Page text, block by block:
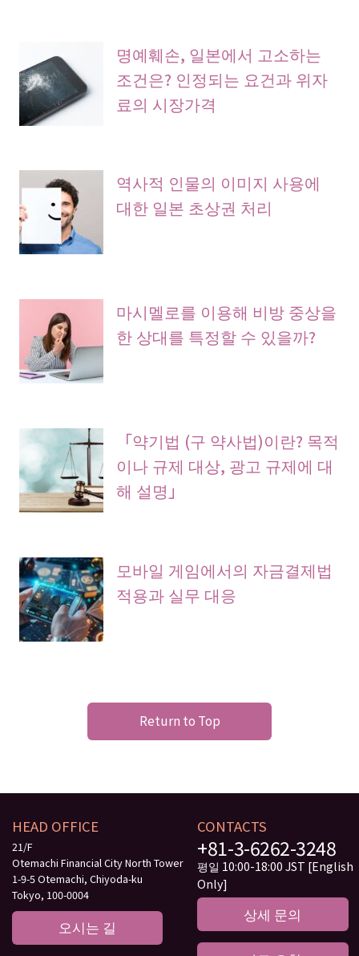
명예훼손, 일본에서 고소하는
조건은? 인정되는 요건과 위자
료의 시장가격
역사적 인물의 이미지 사용에
대한 일본 초상권 처리
마시멜로를 이용해 비방 중상을
한 상대를 특정할 수 있을까?
「약기법 (구 약사법)이란? 목적
이나 규제 대상, 광고 규제에 대
해 설명」
모바일 게임에서의 자금결제법
적용과 실무 대응
Return to Top
HEAD OFFICE
21/F
Otemachi Financial City North Tower
1-9-5 Otemachi, Chiyoda-ku
Tokyo, 100-0004
오시는 길
CONTACTS
+81-3-6262-3248
평일 10:00-18:00 JST [English
Only]
상세 문의